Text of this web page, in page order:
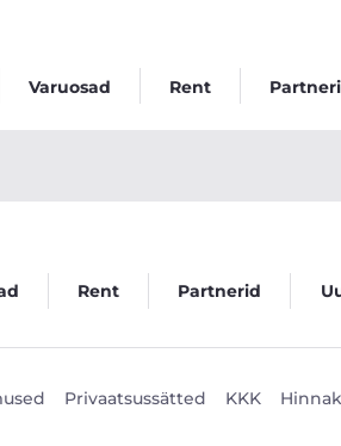
Varuosad Rent
Rent Partnerid
Privaatsussätted KKK